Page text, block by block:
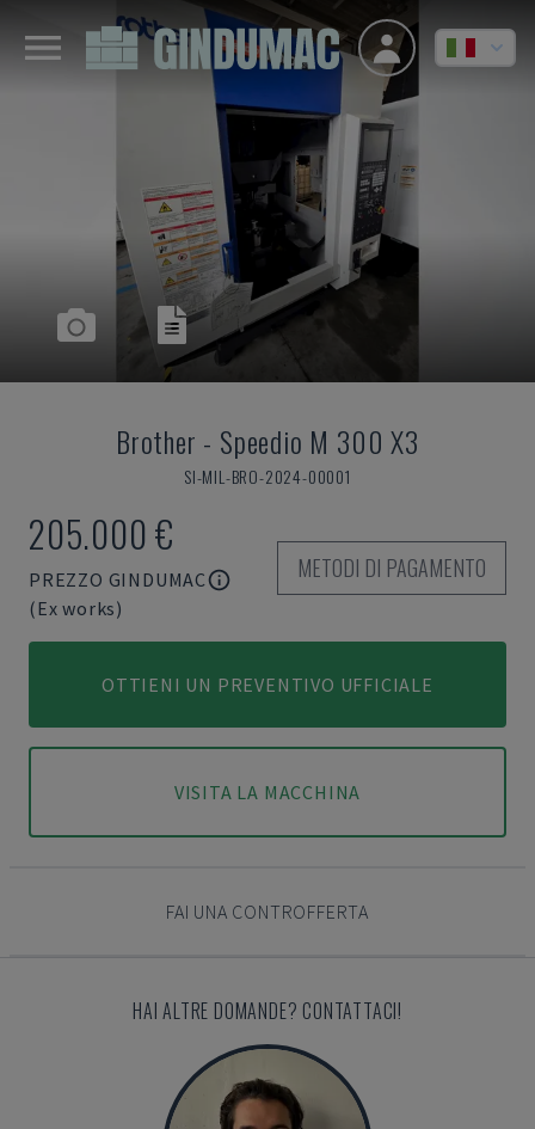
Brother - Speedio M 300 X3
SI-MIL-BRO-2024-00001
205.000 €
PREZZO GINDUMAC
(Ex works)
METODI DI PAGAMENTO
OTTIENI UN PREVENTIVO UFFICIALE
VISITA LA MACCHINA
FAI UNA CONTROFFERTA
HAI ALTRE DOMANDE? CONTATTACI!